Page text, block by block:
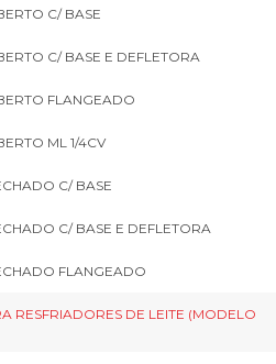
C/ BASE
C/ BASE E DEFLETORA
FLANGEADO
ML 1/4CV
C/ BASE
C/ BASE E DEFLETORA
FLANGEADO
RESFRIADORES DE LEITE (MODELO